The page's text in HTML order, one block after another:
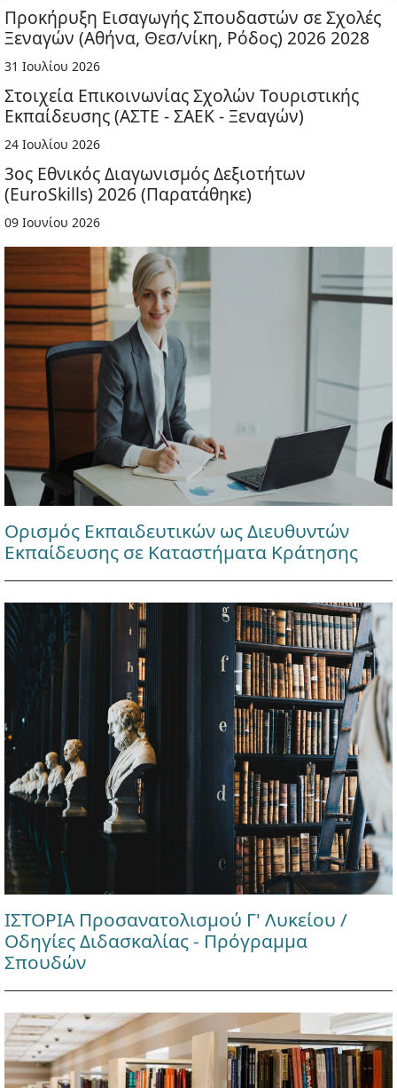
Προκήρυξη Εισαγωγής Σπουδαστών σε Σχολές
Ξεναγών (Αθήνα, Θεσ/νίκη, Ρόδος) 2026 2028
31 Ιουλίου 2026
Στοιχεία Επικοινωνίας Σχολών Τουριστικής
Εκπαίδευσης (ΑΣΤΕ - ΣΑΕΚ - Ξεναγών)
24 Ιουλίου 2026
3ος Εθνικός Διαγωνισμός Δεξιοτήτων
(EuroSkills) 2026 (Παρατάθηκε)
09 Ιουνίου 2026
Ορισμός Εκπαιδευτικών ως Διευθυντών
Εκπαίδευσης σε Καταστήματα Κράτησης
ΙΣΤΟΡΙΑ Προσανατολισμού Γ' Λυκείου /
Οδηγίες Διδασκαλίας - Πρόγραμμα
Σπουδών